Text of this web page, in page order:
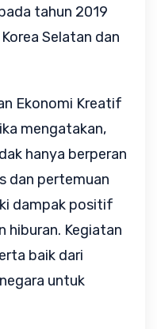
tahun 2019
Selatan dan
Ekonomi Kreatif
mengatakan,
hanya berperan
dan pertemuan
dampak positif
hiburan. Kegiatan
baik dari
untuk